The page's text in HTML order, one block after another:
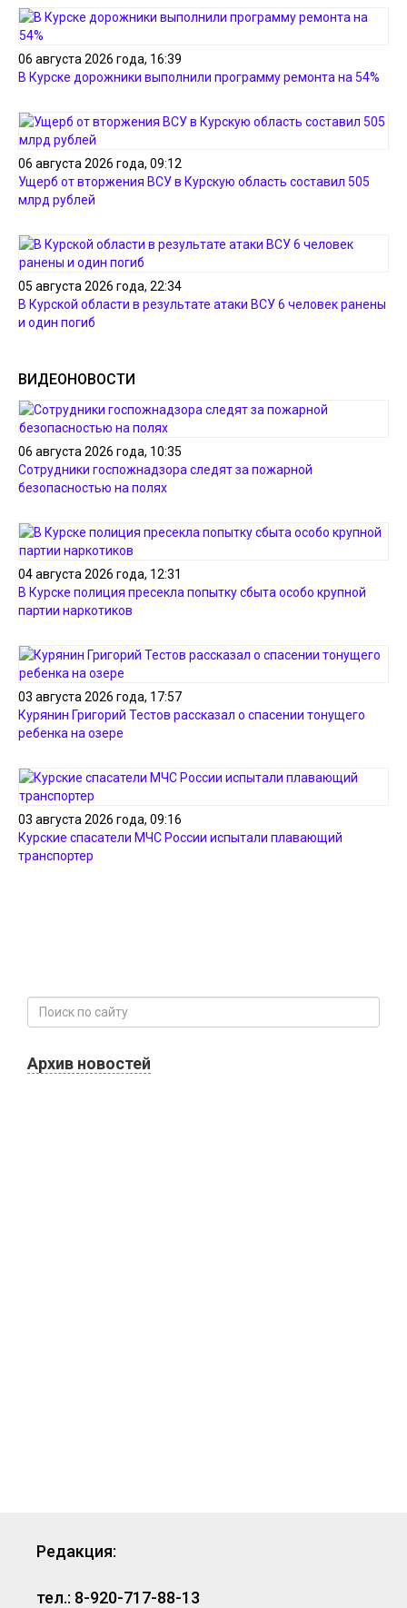
06 августа 2026 года, 16:39
В Курске дорожники выполнили программу ремонта на 54%
06 августа 2026 года, 09:12
Ущерб от вторжения ВСУ в Курскую область составил 505
млрд рублей
05 августа 2026 года, 22:34
В Курской области в результате атаки ВСУ 6 человек ранены
и один погиб
ВИДЕОНОВОСТИ
06 августа 2026 года, 10:35
Сотрудники госпожнадзора следят за пожарной
безопасностью на полях
04 августа 2026 года, 12:31
В Курске полиция пресекла попытку сбыта особо крупной
партии наркотиков
03 августа 2026 года, 17:57
Курянин Григорий Тестов рассказал о спасении тонущего
ребенка на озере
03 августа 2026 года, 09:16
Курские спасатели МЧС России испытали плавающий
транспортер
Архив новостей
Редакция:
тел.: 8-920-717-88-13